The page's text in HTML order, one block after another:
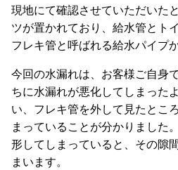
現地にて確認させていただいた
ツが置かれており、給水管とト
フレキ管と呼ばれる給水パイプ
今回の水漏れは、お客様ご自身
ちに水漏れが悪化してしまった
い、フレキ管を外して見たとこ
まっていることが分かりました
形してしまっていると、その隙
まいます。